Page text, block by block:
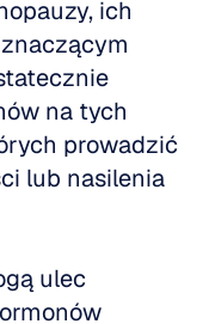
ich
na tych
prowadzić
lub nasilenia
ulec